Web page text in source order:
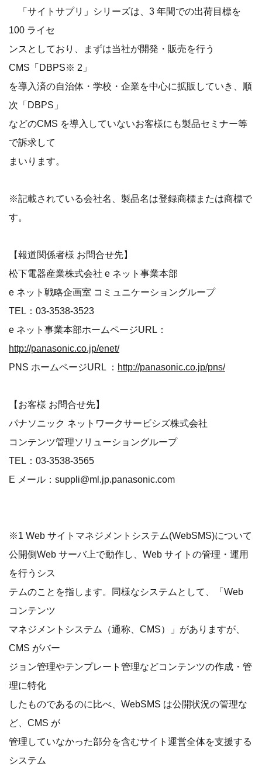
「サイトサプリ」シリーズは、3 年間での出荷目標を
100 ライセ
ンスとしており、まずは当社が開発・販売を行う
CMS「DBPS※ 2」
を導入済の自治体・学校・企業を中心に拡販していき、順
次「DBPS」
などのCMS を導入していないお客様にも製品セミナー等
で訴求して
まいります。
※記載されている会社名、製品名は登録商標または商標で
す。
【報道関係者様 お問合せ先】
松下電器産業株式会社 e ネット事業本部
e ネット戦略企画室 コミュニケーショングループ
TEL：03-3538-3523
e ネット事業本部ホームページURL：
http://panasonic.co.jp/enet/
PNS ホームページURL ： http://panasonic.co.jp/pns/
【お客様 お問合せ先】
パナソニック ネットワークサービシズ株式会社
コンテンツ管理ソリューショングループ
TEL：03-3538-3565
E メール：suppli@ml.jp.panasonic.com
※1 Web サイトマネジメントシステム(WebSMS)について
公開側Web サーバ上で動作し、Web サイトの管理・運用
を行うシス
テムのことを指します。同様なシステムとして、「Web
コンテンツ
マネジメントシステム（通称、CMS）」がありますが、
CMS がバー
ジョン管理やテンプレート管理などコンテンツの作成・管
理に特化
したものであるのに比べ、WebSMS は公開状況の管理な
ど、CMS が
管理していなかった部分を含むサイト運営全体を支援する
システム